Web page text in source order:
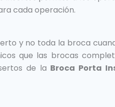
cada operación.
y no toda la broca
que las brocas
de la Broca Porta